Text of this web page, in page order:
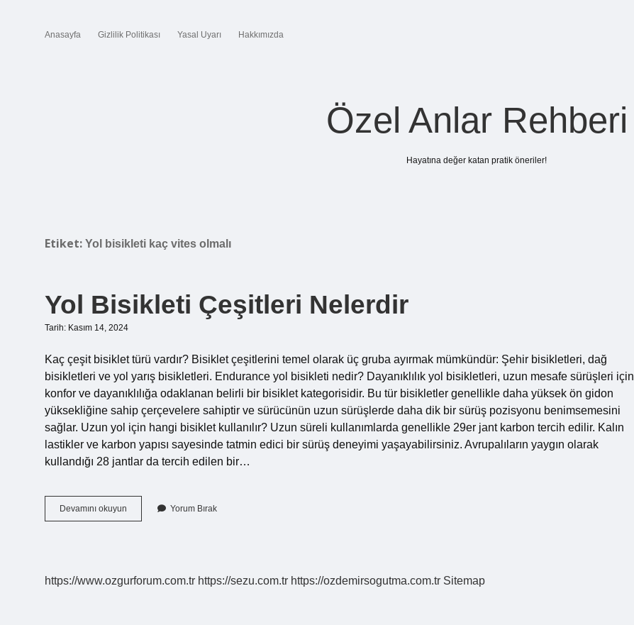
Anasayfa Gizlilik Politikası Yasal Uyarı Hakkımızda
Özel Anlar Rehberi
Hayatına değer katan pratik öneriler!
Etiket: Yol bisikleti kaç vites olmalı
Yol Bisikleti Çeşitleri Nelerdir
Tarih: Kasım 14, 2024
Kaç çeşit bisiklet türü vardır? Bisiklet çeşitlerini temel olarak üç gruba ayırmak mümkündür: Şehir bisikletleri, dağ
bisikletleri ve yol yarış bisikletleri. Endurance yol bisikleti nedir? Dayanıklılık yol bisikletleri, uzun mesafe sürüşleri için
konfor ve dayanıklılığa odaklanan belirli bir bisiklet kategorisidir. Bu tür bisikletler genellikle daha yüksek ön gidon
yüksekliğine sahip çerçevelere sahiptir ve sürücünün uzun sürüşlerde daha dik bir sürüş pozisyonu benimsemesini
sağlar. Uzun yol için hangi bisiklet kullanılır? Uzun süreli kullanımlarda genellikle 29er jant karbon tercih edilir. Kalın
lastikler ve karbon yapısı sayesinde tatmin edici bir sürüş deneyimi yaşayabilirsiniz. Avrupalıların yaygın olarak
kullandığı 28 jantlar da tercih edilen bir…
Devamını okuyun
Bisikleti
Yorum Bırak
https://www.ozgurforum.com.tr https://sezu.com.tr https://ozdemirsogutma.com.tr Sitemap